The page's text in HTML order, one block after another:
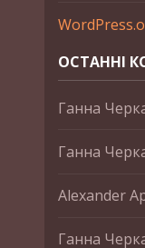
ОСТАННІ
Ганна
Ганна
Alexander
Ганна